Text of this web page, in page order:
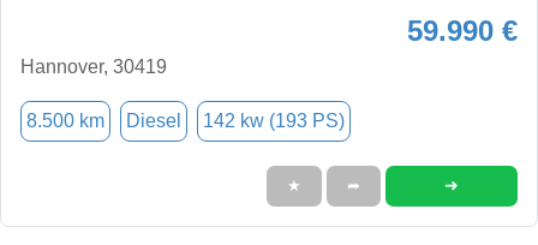
59.990 €
Hannover, 30419
8.500 km Diesel 142 kw (193 PS)
★ ➦ ➜